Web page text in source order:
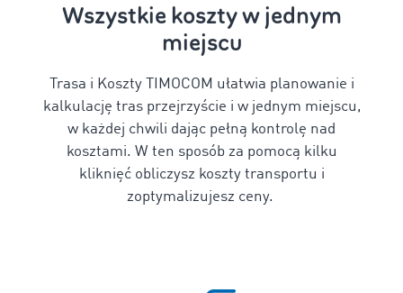
Wszystkie koszty w jednym
miejscu
Trasa i Koszty TIMOCOM ułatwia planowanie i
kalkulację tras przejrzyście i w jednym miejscu,
w każdej chwili dając pełną kontrolę nad
kosztami. W ten sposób za pomocą kilku
kliknięć obliczysz koszty transportu i
zoptymalizujesz ceny.